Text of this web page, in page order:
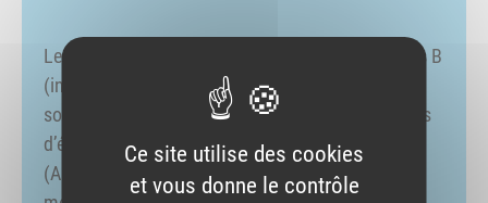
Les plaintes disciplinaires traitées par les sections B
(industrie) et C (distribution) relèvent le plus
souvent de plaintes faisant suite à des inspections
d’établissements (par l’agence régionale de santé
(ARS) ou l’Agence nationale de sécurité du
Ce site utilise des cookies
et vous donne le contrôle